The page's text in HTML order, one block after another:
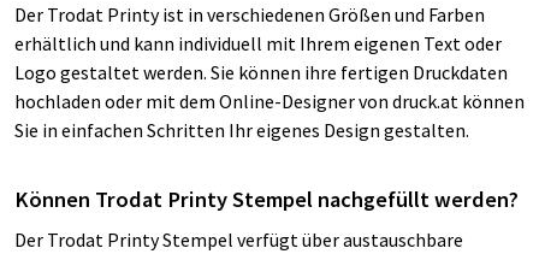
Der Trodat Printy ist in verschiedenen Größen und Farben
erhältlich und kann individuell mit Ihrem eigenen Text oder
Logo gestaltet werden. Sie können ihre fertigen Druckdaten
hochladen oder mit dem Online-Designer von druck.at können
Sie in einfachen Schritten Ihr eigenes Design gestalten.
Können Trodat Printy Stempel nachgefüllt werden?
Der Trodat Printy Stempel verfügt über austauschbare